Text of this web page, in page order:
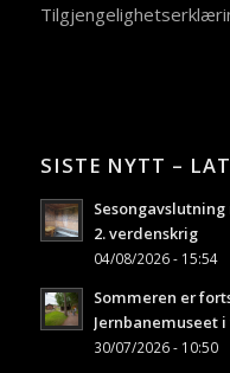
SISTE NYTT –
2. verdenskrig
04/08/2026 - 15:54
Sommeren er
Jernbanemuseet
30/07/2026 - 10:50